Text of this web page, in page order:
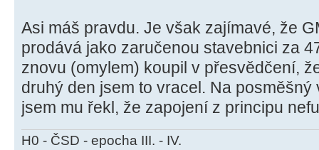
Asi máš pravdu. Je však zajímavé, že
prodává jako zaručenou stavebnici za
znovu (omylem) koupil v přesvědčení,
druhý den jsem to vracel. Na
jsem mu řekl, že zapojení z principu
H0 - ČSD - epocha III. - IV.